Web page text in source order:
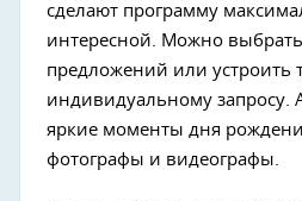
сделают программу
интересной. Можно
предложений или устроить
индивидуальному запросу.
яркие моменты дня
фотографы и видеографы.